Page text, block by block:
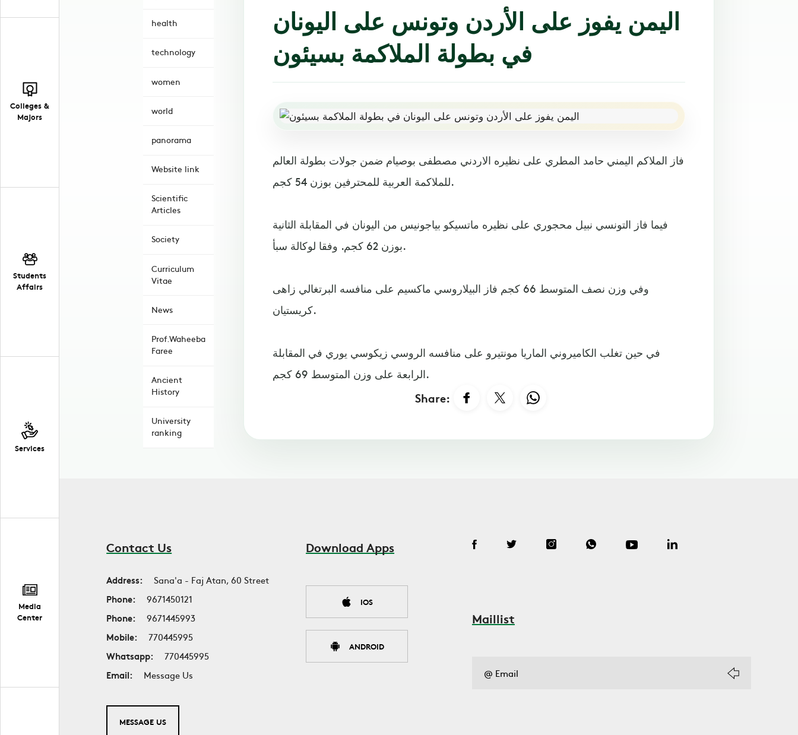
Colleges &
Majors
Students
Affairs
Services
Media
Center
health
technology
women
world
panorama
Website link
Scientific
Articles
Society
Curriculum
Vitae
News
Prof.Waheeba
Faree
Ancient
History
University
ranking
اليمن يفوز على الأردن وتونس على اليونان
في بطولة الملاكمة بسيئون
فاز الملاكم اليمني حامد المطري على نظيره الاردني مصطفى بوصيام ضمن جولات بطولة العالم
للملاكمة العربية للمحترفين بوزن 54 كجم.
فيما فاز التونسي نبيل محجوري على نظيره ماتسيكو بياجونيس من اليونان في المقابلة الثانية
بوزن 62 كجم. وفقا لوكالة سبأ.
وفي وزن نصف المتوسط 66 كجم فاز البيلاروسي ماكسيم على منافسه البرتغالي زاهى
كريستيان.
في حين تغلب الكاميروني الماريا مونتيرو على منافسه الروسي زيكوسي يوري في المقابلة
الرابعة على وزن المتوسط 69 كجم.
Share:
Contact Us
Address:
Sana'a - Faj Atan, 60 Street
Phone:
9671450121
Phone:
9671445993
Mobile:
770445995
Whatsapp:
770445995
Email:
Message Us
MESSAGE US
Download Apps
IOS
ANDROID
Maillist